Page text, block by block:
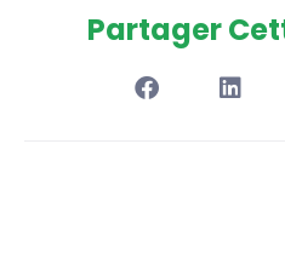
Partager